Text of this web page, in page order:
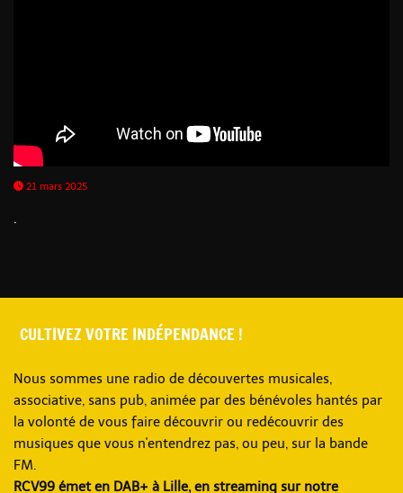
21 mars 2025
.
CULTIVEZ VOTRE INDÉPENDANCE !
Nous sommes une radio de découvertes musicales,
associative, sans pub, animée par des bénévoles hantés par
la volonté de vous faire découvrir ou redécouvrir des
musiques que vous n'entendrez pas, ou peu, sur la bande
FM.
RCV99 émet en DAB+ à Lille, en streaming sur notre